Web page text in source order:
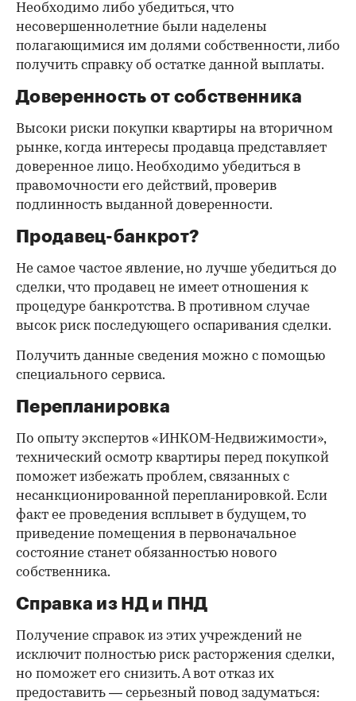
Необходимо либо убедиться, что
несовершеннолетние были наделены
полагающимися им долями собственности, либо
получить справку об остатке данной выплаты.
Доверенность от собственника
Высоки риски покупки квартиры на вторичном
рынке, когда интересы продавца представляет
доверенное лицо. Необходимо убедиться в
правомочности его действий, проверив
подлинность выданной доверенности.
Продавец-банкрот?
Не самое частое явление, но лучше убедиться до
сделки, что продавец не имеет отношения к
процедуре банкротства. В противном случае
высок риск последующего оспаривания сделки.
Получить данные сведения можно с помощью
специального сервиса.
Перепланировка
По опыту экспертов «ИНКОМ-Недвижимости»,
технический осмотр квартиры перед покупкой
поможет избежать проблем, связанных с
несанкционированной перепланировкой. Если
факт ее проведения всплывет в будущем, то
приведение помещения в первоначальное
состояние станет обязанностью нового
собственника.
Справка из НД и ПНД
Получение справок из этих учреждений не
исключит полностью риск расторжения сделки,
но поможет его снизить. А вот отказ их
предоставить — серьезный повод задуматься: